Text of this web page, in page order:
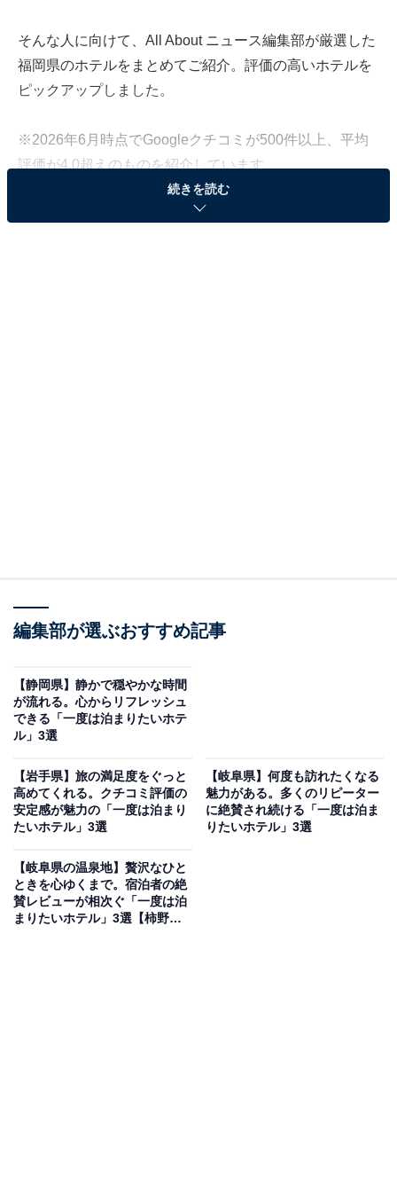
そんな人に向けて、All About ニュース編集部が厳選した
福岡県のホテルをまとめてご紹介。評価の高いホテルを
ピックアップしました。
※2026年6月時点でGoogleクチコミが500件以上、平均
評価が4.0超えのものを紹介しています
この記事の執筆者： All About ニュース お買
筑後川温泉 清乃屋（画像：「筑後川温泉 清乃屋」公式Webサイトより）
「筑後川温泉 清乃屋」は、美肌の湯と称されるトロトロ
葉の湯」や、サウナ付きの屋上家族湯「風月」などで良
質な湯を堪能できます。お食事は、筑後の豊かな風土が
育んだ旬の味覚を味わう「基本会席-スタンダード」など
続きを読む
編集部が選ぶおすすめ記事
【静岡県】静かで穏やかな時間
が流れる。心からリフレッシュ
できる「一度は泊まりたいホテ
ル」3選
【岩手県】旅の満足度をぐっと
高めてくれる。クチコミ評価の
安定感が魅力の「一度は泊まり
たいホテル」3選
【岐阜県】何度も訪れたくなる
魅力がある。多くのリピーター
に絶賛され続ける「一度は泊ま
りたいホテル」3選
【岐阜県の温泉地】贅沢なひと
ときを心ゆくまで。宿泊者の絶
賛レビューが相次ぐ「一度は泊
まりたいホテル」3選【柿野温